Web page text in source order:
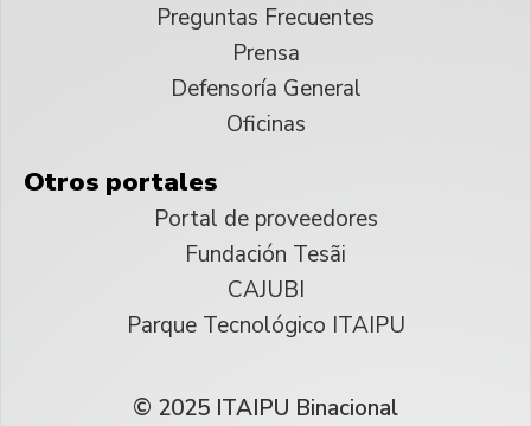
Preguntas Frecuentes
Prensa
Defensoría General
Oficinas
Otros portales
Portal de proveedores
Fundación Tesãi
CAJUBI
Parque Tecnológico ITAIPU
© 2025 ITAIPU Binacional